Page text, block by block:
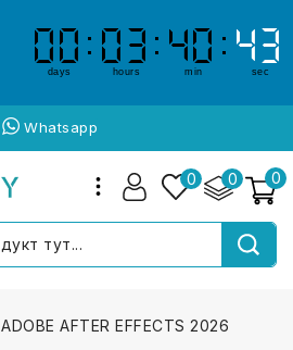
00
00
days
03
03
hours
40
40
min
43
42
42
43
sec
Whatsapp
0
0
0
ADOBE AFTER EFFECTS 2026